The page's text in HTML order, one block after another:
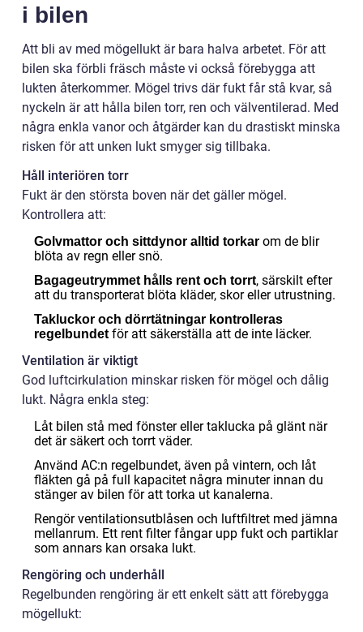
i bilen
Att bli av med mögellukt är bara halva arbetet. För att
bilen ska förbli fräsch måste vi också förebygga att
lukten återkommer. Mögel trivs där fukt får stå kvar, så
nyckeln är att hålla bilen torr, ren och välventilerad. Med
några enkla vanor och åtgärder kan du drastiskt minska
risken för att unken lukt smyger sig tillbaka.
Håll interiören torr
Fukt är den största boven när det gäller mögel.
Kontrollera att:
Golvmattor och sittdynor alltid torkar om de blir
blöta av regn eller snö.
Bagageutrymmet hålls rent och torrt, särskilt efter
att du transporterat blöta kläder, skor eller utrustning.
Takluckor och dörrtätningar kontrolleras
regelbundetför att säkerställa att de inte läcker.
Ventilation är viktigt
God luftcirkulation minskar risken för mögel och dålig
lukt. Några enkla steg:
Låt bilen stå med fönster eller taklucka på glänt när
det är säkert och torrt väder.
Använd AC:n regelbundet, även på vintern, och låt
fläkten gå på full kapacitet några minuter innan du
stänger av bilen för att torka ut kanalerna.
Rengör ventilationsutblåsen och luftfiltret med jämna
mellanrum. Ett rent filter fångar upp fukt och partiklar
som annars kan orsaka lukt.
Rengöring och underhåll
Regelbunden rengöring är ett enkelt sätt att förebygga
mögellukt: